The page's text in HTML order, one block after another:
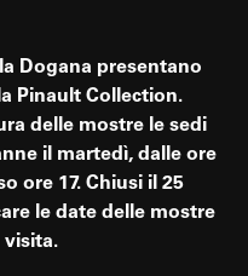
Dogana presentano
Pinault Collection.
delle mostre le sedi
il martedì, dalle ore
ore 17. Chiusi il 25
le date delle mostre
visita.